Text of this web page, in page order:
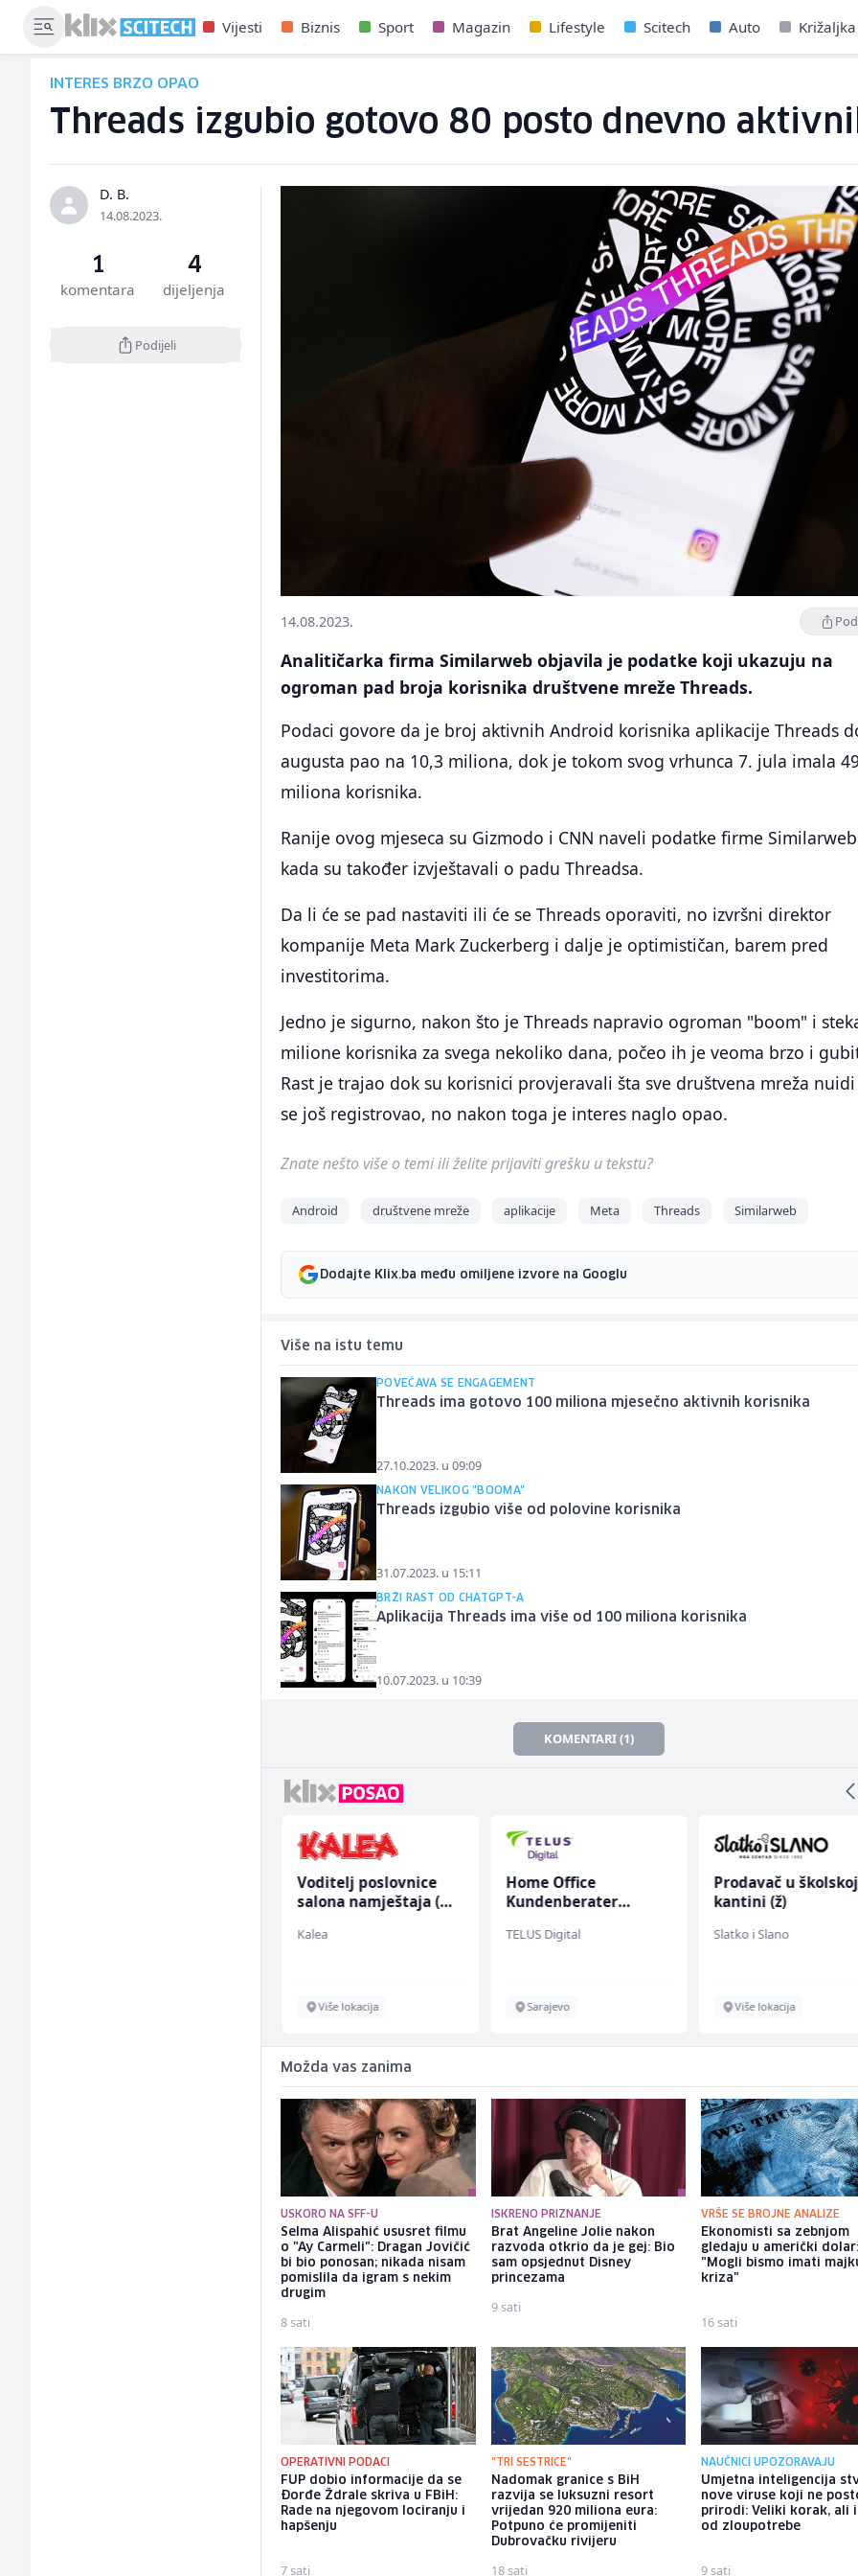
Vijesti Biznis Sport Magazin Lifestyle Scitech Auto Križaljka
INTERES BRZO OPAO
Threads izgubio gotovo 80 posto dnevno
D. B.
14.08.2023.
1
komentara
4
dijeljenja
Podijeli
14.08.2023.
Analitičarka firma Similarweb objavila je podatke koji ukazuju na
ogroman pad broja korisnika društvene mreže Threads.
Podaci govore da je broj aktivnih Android korisnika aplikacije Threads
augusta pao na 10,3 miliona, dok je tokom svog vrhunca 7. jula imala
miliona korisnika.
Ranije ovog mjeseca su Gizmodo i CNN naveli podatke firme Similarweb
kada su također izvještavali o padu Threadsa.
Da li će se pad nastaviti ili će se Threads oporaviti, no izvršni direktor
kompanije Meta Mark Zuckerberg i dalje je optimističan, barem pred
investitorima.
Jedno je sigurno, nakon što je Threads napravio ogroman "boom" i
milione korisnika za svega nekoliko dana, počeo ih je veoma brzo i
Rast je trajao dok su korisnici provjeravali šta sve društvena mreža
se još registrovao, no nakon toga je interes naglo opao.
Znate nešto više o temi ili želite prijaviti grešku u tekstu?
Android društvene mreže aplikacije Meta Threads Similarweb
Dodajte Klix.ba među omiljene izvore na Googlu
Više na istu temu
POVEĆAVA SE ENGAGEMENT
Threads ima gotovo 100 miliona mjesečno aktivnih korisnika
27.10.2023. u 09:09
NAKON VELIKOG "BOOMA"
Threads izgubio više od polovine korisnika
31.07.2023. u 15:11
BRŽI RAST OD CHATGPT-A
Aplikacija Threads ima više od 100 miliona korisnika
10.07.2023. u 10:39
KOMENTARI (1)
Voditelj poslovnice
salona namještaja (m/
Kalea
Više lokacija
Home Office
Kundenberater
renommiertes
TELUS Digital
Sarajevo
Prodavač u školskoj
kantini (ž)
Slatko i Slano
Više lokacija
Možda vas zanima
USKORO NA SFF-U
Selma Alispahić ususret filmu
o "Ay Carmeli": Dragan Jovičić
bi bio ponosan; nikada nisam
pomislila da igram s nekim
drugim
8 sati
ISKRENO PRIZNANJE
Brat Angeline Jolie nakon
razvoda otkrio da je gej: Bio
sam opsjednut Disney
princezama
9 sati
VRŠE SE BROJNE ANALIZE
Ekonomisti sa zebnjom
gledaju u američki dolar:
"Mogli bismo imati
kriza"
16 sati
OPERATIVNI PODACI
FUP dobio informacije da se
Đorđe Ždrale skriva u FBiH:
Rade na njegovom lociranju i
hapšenju
7 sati
"TRI SESTRICE"
Nadomak granice s BiH
razvija se luksuzni resort
vrijedan 920 miliona eura:
Potpuno će promijeniti
Dubrovačku rivijeru
18 sati
NAUČNICI UPOZORAVAJU
Umjetna inteligencija
nove viruse koji ne
prirodi: Veliki korak, ali
od zloupotrebe
9 sati